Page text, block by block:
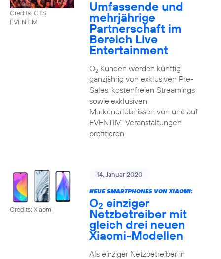
Credits: CTS
EVENTIM
Umfassende und
mehrjährige
Partnerschaft im
Bereich Live
Entertainment
O2Kunden werden künftig
ganzjährig von exklusiven Pre-
Sales, kostenfreien Streamings
sowie exklusiven
Markenerlebnissen von und auf
EVENTIM-Veranstaltungen
profitieren.
Credits: Xiaomi
14. Januar 2020
NEUE SMARTPHONES VON XIAOMI:
O2 einziger
Netzbetreiber mit
gleich drei neuen
Xiaomi-Modellen
Als einziger Netzbetreiber in